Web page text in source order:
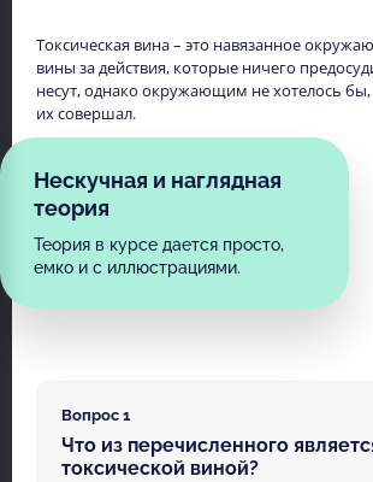
Токсическая вина – это навязанное
вины за действия, которые ничего
несут, однако окружающим не хотелось
их совершал.
Нескучная и наглядная
теория
Теория в курсе дается просто,
емко и с иллюстрациями.
Вопрос 1
Что из перечисленного
токсической виной?